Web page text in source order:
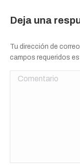
Deja una
Tu dirección de
campos requeridos
Comentario